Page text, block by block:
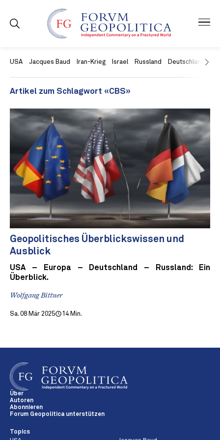
USA Jacques Baud Iran-Krieg Israel Russland Deutschland
Artikel zum Schlagwort «CBS»
Geopolitisches Überblickswissen und
Ausblick
USA – Europa – Deutschland – Russland: Ein
Überblick.
Wolfgang Bittner
Sa. 08 Mär 2025 14 Min.
Über
Autoren
Abonnieren
Forum Geopolitica unterstützen
Topics